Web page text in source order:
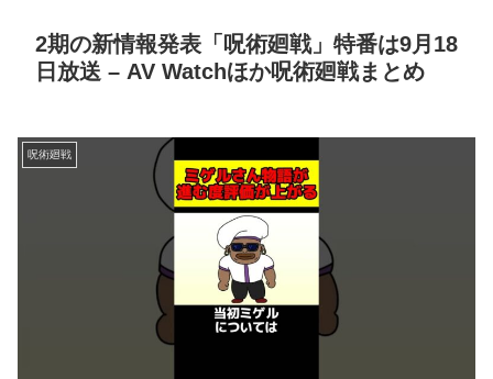
2期の新情報発表「呪術廻戦」特番は9月18
日放送 – AV Watchほか呪術廻戦まとめ
呪術廻戦